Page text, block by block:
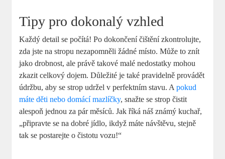
Tipy pro dokonalý vzhled
Každý detail se počítá! Po dokončení čištění zkontrolujte,
zda jste na stropu nezapomněli žádné místo. Může to znít
jako drobnost, ale právě takové malé nedostatky mohou
zkazit celkový dojem. Důležité je také pravidelně provádět
údržbu, aby se strop udržel v perfektním stavu. Apokud
máte děti nebo domácí mazlíčky, snažte se strop čistit
alespoň jednou za pár měsíců. Jak říká náš známý kuchař,
„připravte se na dobré jídlo, ikdyž máte návštěvu, stejně
tak se postarejte o čistotu vozu!“